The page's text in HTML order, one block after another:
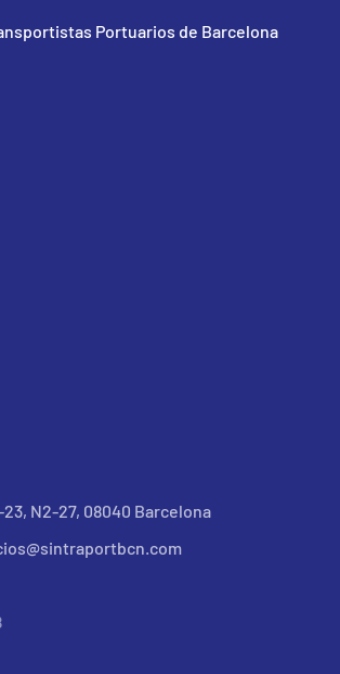
Portuarios de Barcelona
23, N2-27, 08040 Barcelona